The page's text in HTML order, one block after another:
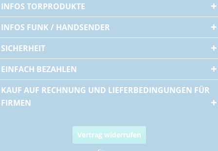
INFOS TORPRODUKTE
INFOS FUNK / HANDSENDER
SICHERHEIT
EINFACH BEZAHLEN
KAUF AUF RECHNUNG UND LIEFERBEDINGUNGEN FÜR
FIRMEN
Vertrag widerrufen